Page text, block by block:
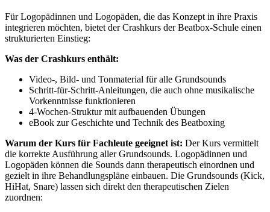
Für Logopädinnen und Logopäden, die das Konzept in ihre Praxis
integrieren möchten, bietet der Crashkurs der Beatbox-Schule einen
strukturierten Einstieg:
Was der Crashkurs enthält:
Video-, Bild- und Tonmaterial für alle Grundsounds
Schritt-für-Schritt-Anleitungen, die auch ohne musikalische
Vorkenntnisse funktionieren
4-Wochen-Struktur mit aufbauenden Übungen
eBook zur Geschichte und Technik des Beatboxing
Warum der Kurs für Fachleute geeignet ist: Der Kurs vermittelt
die korrekte Ausführung aller Grundsounds. Logopädinnen und
Logopäden können die Sounds dann therapeutisch einordnen und
gezielt in ihre Behandlungspläne einbauen. Die Grundsounds (Kick,
HiHat, Snare) lassen sich direkt den therapeutischen Zielen
zuordnen: